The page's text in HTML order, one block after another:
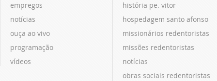
empregos
notícias
ouça ao vivo
programação
vídeos
história pe. vitor
hospedagem santo afonso
missionários redentoristas
missões redentoristas
notícias
obras sociais redentoristas